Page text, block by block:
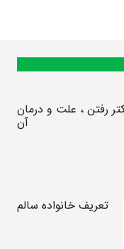
رفتن ، علت و درمان
آن
تعریف خانواده سالم